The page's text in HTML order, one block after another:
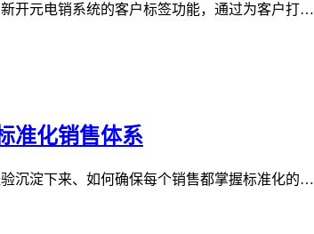
开元电销系统的客户标签功能，通过为客户打…
准化销售体系
沉淀下来、如何确保每个销售都掌握标准化的…